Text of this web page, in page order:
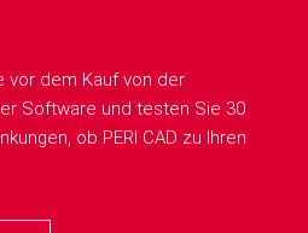
vor dem Kauf von der
Software und testen Sie 30
ob PERI CAD zu Ihren